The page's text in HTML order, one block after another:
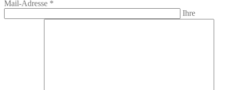
Mail-Adresse *
Ihre